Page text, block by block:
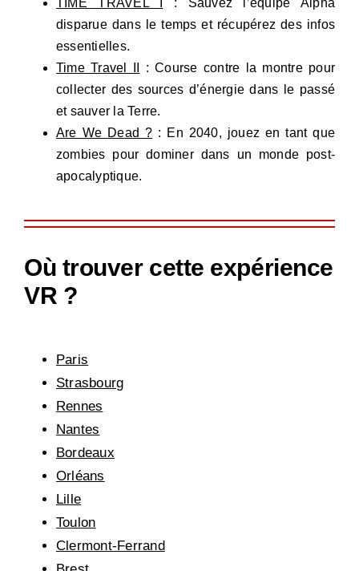
TIME TRAVEL I
: Sauvez l’équipe Alpha
disparue dans le temps et récupérez des infos
essentielles.
Time Travel II
: Course contre la montre pour
collecter des sources d’énergie dans le passé
et sauver la Terre.
Are We Dead ? : En 2040, jouez en tant que
zombies pour dominer dans un monde post-
apocalyptique.
Où trouver cette expérience
VR ?
Paris
Strasbourg
Rennes
Nantes
Bordeaux
Orléans
Lille
Toulon
Clermont-Ferrand